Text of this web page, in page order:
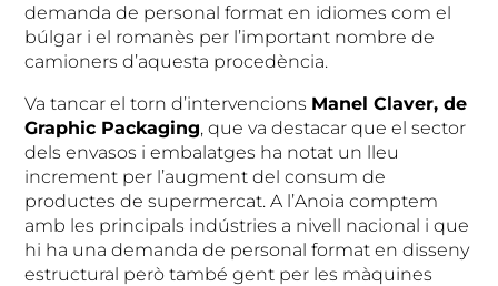
demanda de personal format en idiomes com el
búlgar i el romanès per l’important nombre de
camioners d’aquesta procedència.
Va tancar el torn d’intervencions Manel Claver, de
Graphic Packaging, que va destacar que el sector
dels envasos i embalatges ha notat un lleu
increment per l’augment del consum de
productes de supermercat. A l’Anoia comptem
amb les principals indústries a nivell nacional i que
hi ha una demanda de personal format en disseny
estructural però també gent per les màquines